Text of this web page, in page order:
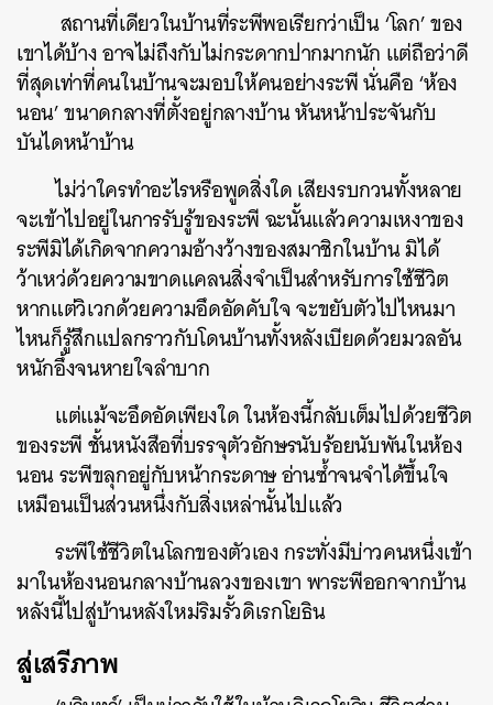
สถานที่เดียวในบ้านที่ระพีพอเรียกว่าเป็น ‘โลก’ ของ
เขาได้บ้าง อาจไม่ถึงกับไม่กระดากปากมากนัก แต่ถือว่าดี
ที่สุดเท่าที่คนในบ้านจะมอบให้คนอย่างระพี นั่นคือ ‘ห้อง
นอน’ ขนาดกลางที่ตั้งอยู่กลางบ้าน หันหน้าประจันกับ
บันไดหน้าบ้าน
ไม่ว่าใครทำอะไรหรือพูดสิ่งใด เสียงรบกวนทั้งหลาย
จะเข้าไปอยู่ในการรับรู้ของระพี ฉะนั้นแล้วความเหงาของ
ระพีมิได้เกิดจากความอ้างว้างของสมาชิกในบ้าน มิได้
ว้าเหว่ด้วยความขาดแคลนสิ่งจำเป็นสำหรับการใช้ชีวิต
หากแต่วิเวกด้วยความอึดอัดคับใจ จะขยับตัวไปไหนมา
ไหนก็รู้สึกแปลกราวกับโดนบ้านทั้งหลังเบียดด้วยมวลอัน
หนักอึ้งจนหายใจลำบาก
แต่แม้จะอึดอัดเพียงใด ในห้องนี้กลับเต็มไปด้วยชีวิต
ของระพี ชั้นหนังสือที่บรรจุตัวอักษรนับร้อยนับพันในห้อง
นอน ระพีขลุกอยู่กับหน้ากระดาษ อ่านซ้ำจนจำได้ขึ้นใจ
เหมือนเป็นส่วนหนึ่งกับสิ่งเหล่านั้นไปแล้ว
ระพีใช้ชีวิตในโลกของตัวเอง กระทั่งมีบ่าวคนหนึ่งเข้า
มาในห้องนอนกลางบ้านลวงของเขา พาระพีออกจากบ้าน
หลังนี้ไปสู่บ้านหลังใหม่ริมรั้วดิเรกโยธิน
สู่เสรีภาพ